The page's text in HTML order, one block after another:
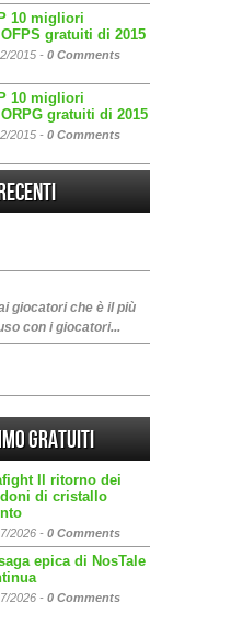
10 migliori
gratuiti di 2015
2015 - 0 Comments
10 migliori
gratuiti di 2015
2015 - 0 Comments
giocatori che è il più
con i giocatori...
gratuiti
Il ritorno dei
di cristallo
2026 - 0 Comments
epica di NosTale
2026 - 0 Comments